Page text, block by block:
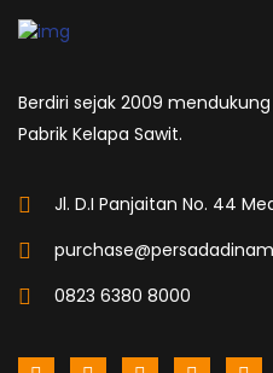
Berdiri sejak 2009
Pabrik Kelapa Sawit.
Jl. D.I Panjaitan No. 44
0823 6380 8000